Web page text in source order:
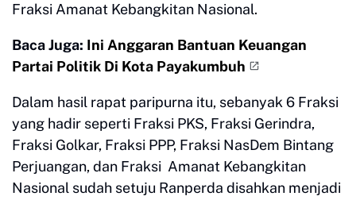
Fraksi Amanat Kebangkitan Nasional.
Baca Juga: Ini Anggaran Bantuan Keuangan
Partai Politik Di Kota Payakumbuh
Dalam hasil rapat paripurna itu, sebanyak 6 Fraksi
yang hadir seperti Fraksi PKS, Fraksi Gerindra,
Fraksi Golkar, Fraksi PPP, Fraksi NasDem Bintang
Perjuangan, dan Fraksi Amanat Kebangkitan
Nasional sudah setuju Ranperda disahkan menjadi